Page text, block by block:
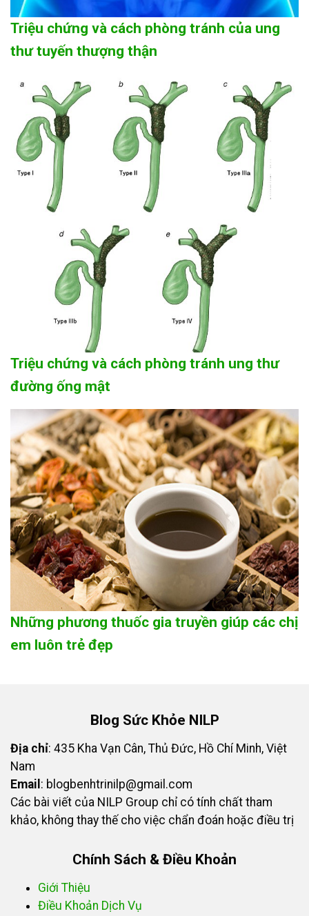
Triệu chứng và cách phòng tránh của ung
thư tuyến thượng thận
Triệu chứng và cách phòng tránh ung thư
đường ống mật
Những phương thuốc gia truyền giúp các chị
em luôn trẻ đẹp
Blog Sức Khỏe NILP
Địa chỉ: 435 Kha Vạn Cân, Thủ Đức, Hồ Chí Minh, Việt
Nam
Email : blogbenhtrinilp@gmail.com
Các bài viết của NILP Group chỉ có tính chất tham
khảo, không thay thế cho việc chẩn đoán hoặc điều trị
Chính Sách & Điều Khoản
Giới Thiệu
Điều Khoản Dịch Vụ